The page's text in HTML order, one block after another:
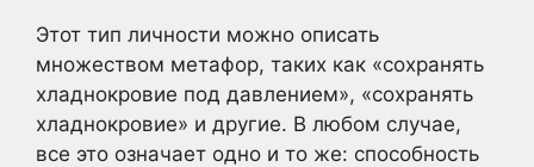
Этот тип личности можно описать
множеством метафор, таких как «сохранять
хладнокровие под давлением», «сохранять
хладнокровие» и другие. В любом случае,
все это означает одно и то же: способность